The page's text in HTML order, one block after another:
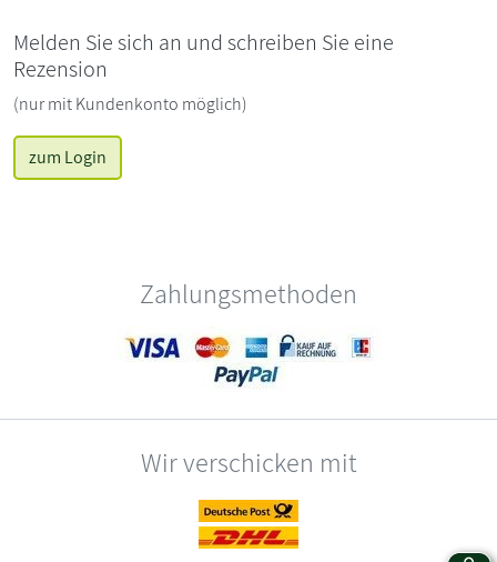
Melden Sie sich an und schreiben Sie eine
Rezension
(nur mit Kundenkonto möglich)
zum Login
Zahlungsmethoden
Wir verschicken mit